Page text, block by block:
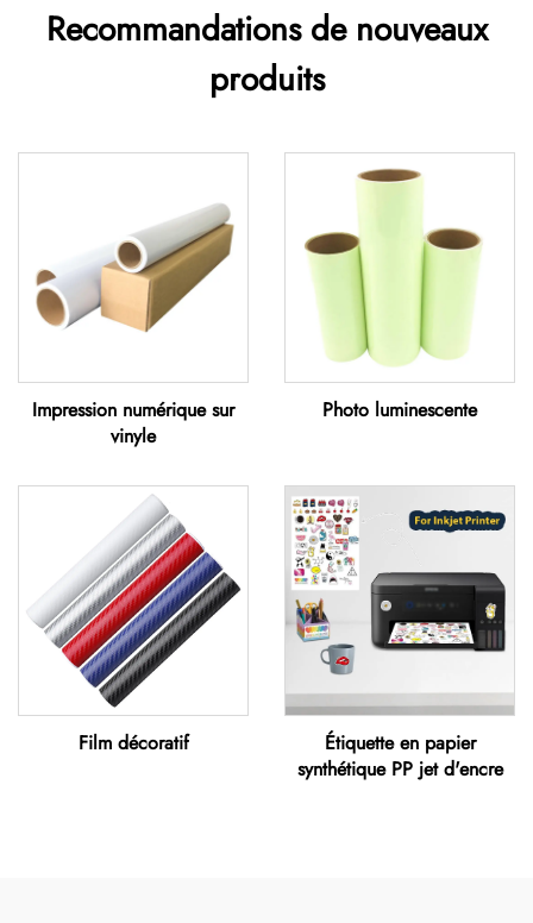
Recommandations de nouveaux
produits
Impression numérique sur
vinyle
Photo luminescente
Film décoratif
Étiquette en papier
synthétique PP jet d'encre